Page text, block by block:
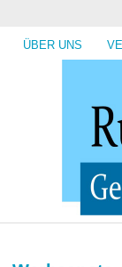
ÜBER UNS